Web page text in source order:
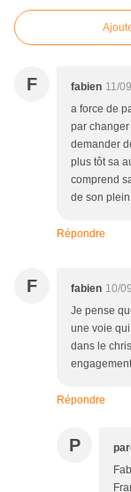
F fabien 11/
a force de
par
demander
plus tôt sa
comprend
de son
Répondre
F fabien 10/
Je pense
une voie
dans le
Répondre
P